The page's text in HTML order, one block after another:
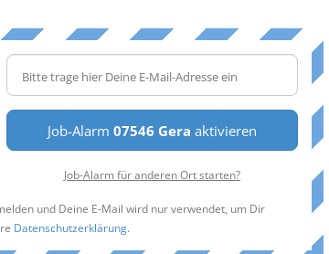
Job-Alarm07546 Gera aktivieren
Job-Alarm für anderen Ort starten?
und Deine E-Mail wird nur verwendet, um Dir
Datenschutzerklärung.